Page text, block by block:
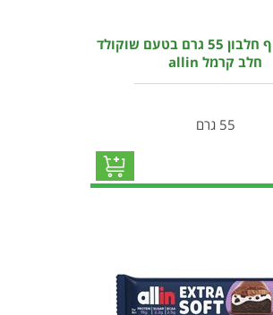
אולאין חטיף חלבון 55 גרם בטעם שוקולד
חלב קרמל allin
55 גרם